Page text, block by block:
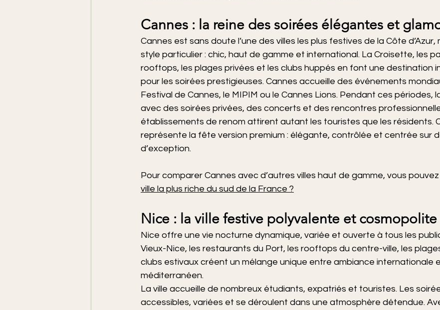
Cannes : la reine des soirées élégantes et
Cannes est sans doute l’une des villes les plus festives de la Côte d’Azur,
style particulier : chic, haut de gamme et international. La Croisette, les
rooftops, les plages privées et les clubs huppés en font une destination
pour les soirées prestigieuses. Cannes accueille des événements
Festival de Cannes, le MIPIM ou le Cannes Lions. Pendant ces périodes,
avec des soirées privées, des concerts et des rencontres
établissements de renom attirent autant les touristes que les résidents.
représente la fête version premium : élégante, contrôlée et centrée sur
d’exception.
Pour comparer Cannes avec d’autres villes haut de gamme, vous pouvez
ville la plus riche du sud de la France ?
Nice : la ville festive polyvalente et cosmopolite
Nice offre une vie nocturne dynamique, variée et ouverte à tous les
Vieux-Nice, les restaurants du Port, les rooftops du centre-ville, les
clubs estivaux créent un mélange unique entre ambiance internationale
méditerranéen.
La ville accueille de nombreux étudiants, expatriés et touristes. Les
accessibles, variées et se déroulent dans une atmosphère détendue.